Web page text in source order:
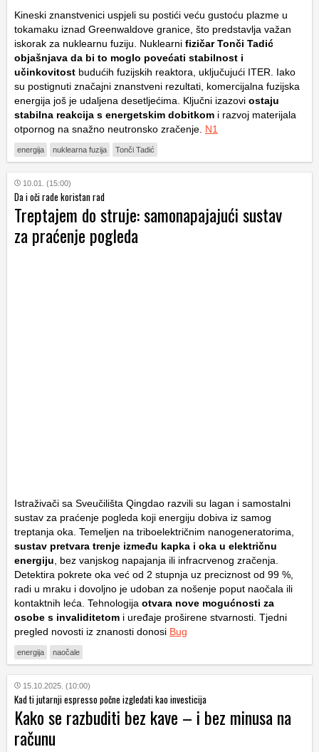
Kineski znanstvenici uspjeli su postići veću gustoću plazme u
tokamaku iznad Greenwaldove granice, što predstavlja važan
iskorak za nuklearnu fuziju. Nuklearni fizičar Tonči Tadić
objašnjava da bi to moglo povećati stabilnost i
učinkovitost budućih fuzijskih reaktora, uključujući ITER. Iako
su postignuti značajni znanstveni rezultati, komercijalna fuzijska
energija još je udaljena desetljećima. Ključni izazovi ostaju
stabilna reakcija s energetskim dobitkom i razvoj materijala
otpornog na snažno neutronsko zračenje. N1
energija nuklearna fuzija Tonči Tadić
10.01. (15:00)
Da i oči rade koristan rad
Treptajem do struje: samonapajajući sustav
za praćenje pogleda
Istraživači sa Sveučilišta Qingdao razvili su lagan i samostalni
sustav za praćenje pogleda koji energiju dobiva iz samog
treptanja oka. Temeljen na triboelektričnim nanogeneratorima,
sustav pretvara trenje između kapka i oka u električnu
energiju , bez vanjskog napajanja ili infracrvenog zračenja.
Detektira pokrete oka već od 2 stupnja uz preciznost od 99 %,
radi u mraku i dovoljno je udoban za nošenje poput naočala ili
kontaktnih leća. Tehnologija otvara nove mogućnosti za
osobe s invaliditetom i uređaje proširene stvarnosti. Tjedni
pregled novosti iz znanosti donosi Bug
energija naočale
15.10.2025. (10:00)
Kad ti jutarnji espresso počne izgledati kao investicija
Kako se razbuditi bez kave – i bez minusa na
računu